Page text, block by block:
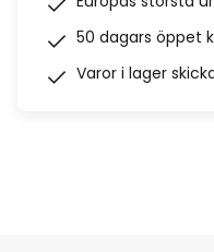
50 dagars öppet
Varor i lager